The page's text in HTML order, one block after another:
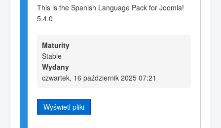
This is the Spanish Language Pack for Joomla!
5.4.0
Maturity
Stable
Wydany
czwartek, 16 październik 2025 07:21
Wyświetl pliki